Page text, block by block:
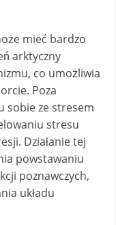
mieć bardzo
arktyczny
co umożliwia
Poza
sobie ze stresem
stresu
Działanie tej
powstawaniu
poznawczych,
układu